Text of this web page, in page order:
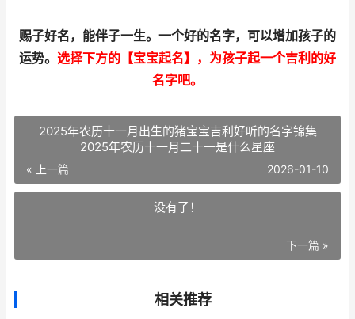
赐子好名，能伴子一生。一个好的名字，可以增加孩子的
运势。 选择下方的【宝宝起名】，为孩子起一个吉利的好
名字吧。
2025年农历十一月出生的猪宝宝吉利好听的名字锦集
2025年农历十一月二十一是什么星座
« 上一篇 2026-01-10
没有了！
下一篇 »
相关推荐